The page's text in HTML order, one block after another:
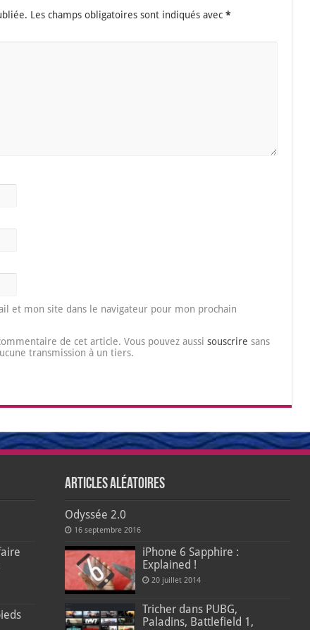
Les champs obligatoires sont indiqués avec *
et mon site dans le navigateur pour mon prochain
de cet article. Vous pouvez aussi souscrire sans
transmission à un tiers.
Articles aléatoires
Odyssée 2.0
16 septembre 2016
iPhone 6 Sapphire :
Explained !
20 juillet 2014
Tricher dans PUBG,
Paladins, Battlefield 1,